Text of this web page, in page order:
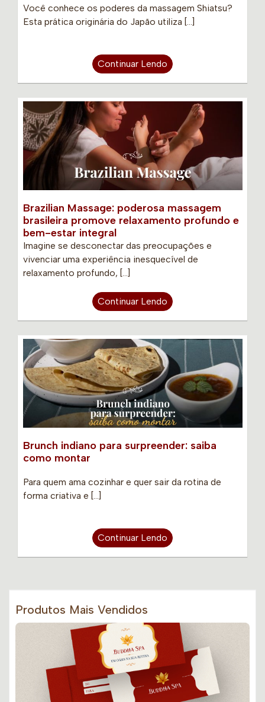
Você conhece os poderes da massagem Shiatsu?
Esta prática originária do Japão utiliza […]
Continuar Lendo
Brazilian Massage: poderosa massagem
brasileira promove relaxamento profundo e
bem-estar integral
Imagine se desconectar das preocupações e
vivenciar uma experiência inesquecível de
relaxamento profundo, […]
Continuar Lendo
Brunch indiano para surpreender: saiba
como montar
Para quem ama cozinhar e quer sair da rotina de
forma criativa e […]
Continuar Lendo
Produtos Mais Vendidos